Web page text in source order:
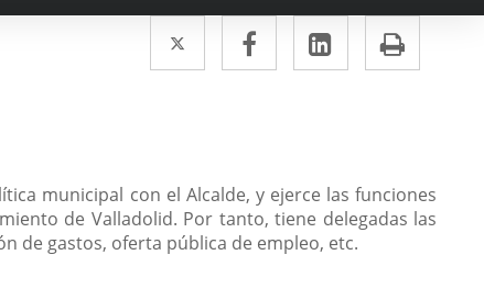
Twitter
Enlace
a
externa.
Facebook
Enlace
a
externa.
LinkedIn
Enlace
a
externa.
municipal con el Alcalde, y ejerce las funciones
de Valladolid. Por tanto, tiene delegadas las
de gastos, oferta pública de empleo, etc.